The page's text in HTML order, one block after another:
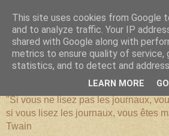
SERIATIM
"Si vous ne lisez pas les journaux,
si vous lisez les journaux, vous êtes
Twain
This site uses cookies from Google
and to analyze traffic. Your IP
shared with Google along with
metrics to ensure quality of service,
statistics, and to detect and
LEARN MORE